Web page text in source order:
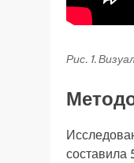
Рис. 1.
составила